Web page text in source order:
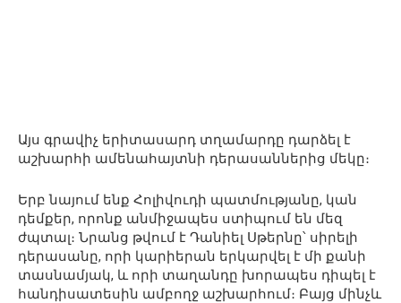
Այս գրավիչ երիտասարդ տղամարդը դարձել է
աշխարհի ամենահայտնի դերասաններից մեկը։
Երբ նայում ենք Հոլիվուդի պատմությանը, կան
դեմքեր, որոնք անմիջապես ստիպում են մեզ
ժպտալ։ Նրանց թվում է Դանիել Սթերնը՝ սիրելի
դերասանը, որի կարիերան երկարվել է մի քանի
տասնամյակ, և որի տաղանդը խորապես դիպել է
հանդիսատեսին ամբողջ աշխարհում։ Բայց մինչև